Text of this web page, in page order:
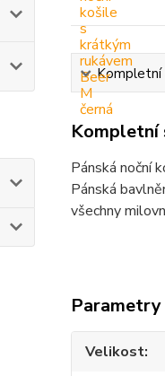
Kompletní
Kompletní
Pánská noční
Pánská
všechny
Parametry
Velikost